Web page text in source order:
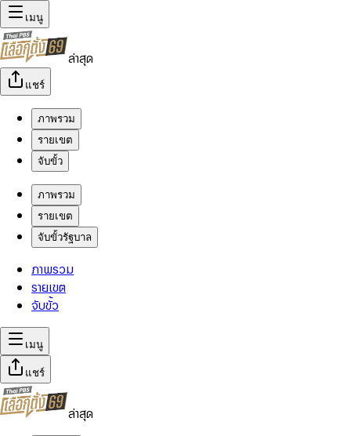
เมนู
ล่าสุด
แชร์
ภาพรวม
รายเขต
จับขั้ว
ภาพรวม
รายเขต
จับขั้วรัฐบาล
ภาพรวม
รายเขต
จับขั้ว
เมนู
แชร์
ล่าสุด